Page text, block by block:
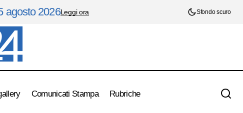
agosto 2026Leggi ora Sfondo scuro
Comunicati Stampa Rubriche